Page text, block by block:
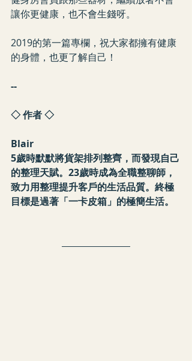
讓你更健康，也不會生錢呀。
2019的第一篇專欄，祝大家都擁有健康
的身體，也更了解自己！
--
◇ 作者 ◇
Blair
5歲時默默將貨架排列整齊，而發現自己
的整理天賦。23歲時成為全職整聊師，
致力用整理提升客戶的生活品質。終極
目標是過著「一卡皮箱」的極簡生活。